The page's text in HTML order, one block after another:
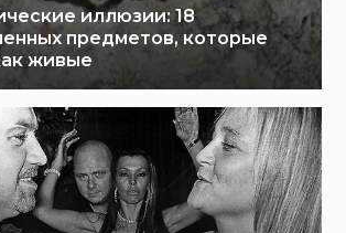
иллюзии: 18
предметов, которые
живые